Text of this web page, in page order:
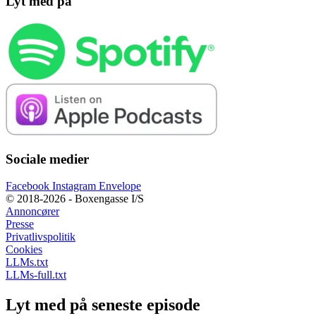
Sociale medier
Facebook Instagram Envelope
© 2018-2026 - Boxengasse I/S
Annoncører
Presse
Privatlivspolitik
Cookies
LLMs.txt
LLMs-full.txt
Lyt med på seneste episode